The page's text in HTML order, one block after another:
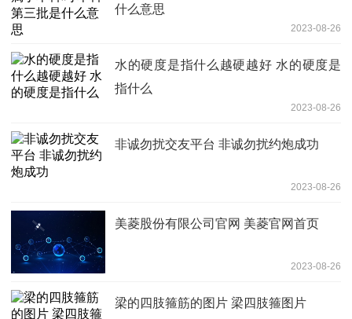
什么意思
2023-08-26
水的硬度是指什么越硬越好 水的硬度是
指什么
2023-08-26
非诚勿扰交友平台 非诚勿扰约炮成功
2023-08-26
美菱股份有限公司官网 美菱官网首页
2023-08-26
梁的四肢箍筋的图片 梁四肢箍图片